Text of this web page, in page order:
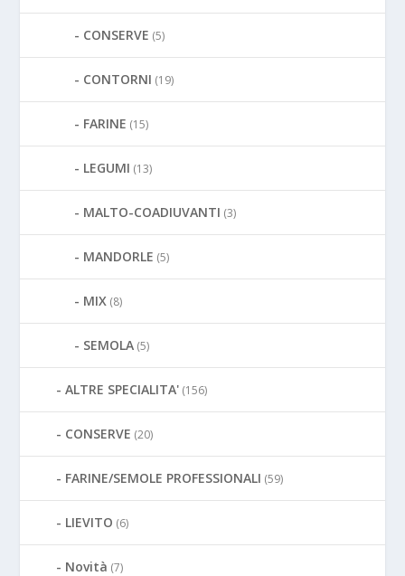
CONSERVE (5)
CONTORNI (19)
FARINE (15)
LEGUMI (13)
MALTO-COADIUVANTI (3)
MANDORLE (5)
MIX (8)
SEMOLA (5)
ALTRE SPECIALITA' (156)
CONSERVE (20)
FARINE/SEMOLE PROFESSIONALI (59)
LIEVITO (6)
Novità (7)